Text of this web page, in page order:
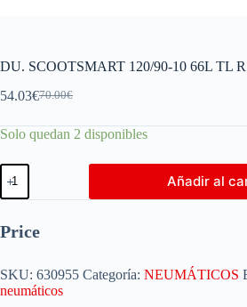
DU. SCOOTSMART 120/90-10 66L TL R
70.00€
54.03€
Solo quedan 2 disponibles
Añadir al
Price
SKU: 630955 Categoría: NEUMÁTICOS
neumáticos